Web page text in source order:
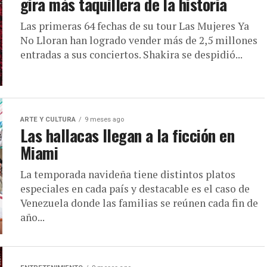
Las primeras 64 fechas de su tour Las Mujeres Ya
No Lloran han logrado vender más de 2,5 millones
entradas a sus conciertos. Shakira se despidió...
ARTE Y CULTURA 9 meses ago
Las hallacas llegan a la ficción en
Miami
La temporada navideña tiene distintos platos
especiales en cada país y destacable es el caso de
Venezuela donde las familias se reúnen cada fin de
año...